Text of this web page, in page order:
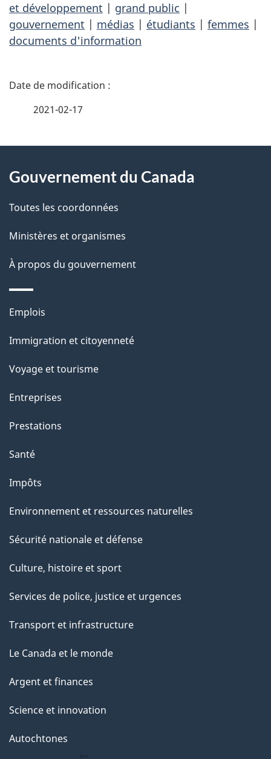
et développement | grand public |
gouvernement | médias | étudiants | femmes |
documents d'information
D
i
l
s
d
e
l
a
p
a
g
e
2021-02-17
propos
de
ce
site
Gouvernement du Canada
Toutes les coordonnées
Ministères et organismes
À propos du gouvernement
Thèmes
sujets
Emplois
Immigration et citoyenneté
Voyage et tourisme
Entreprises
Prestations
Santé
Impôts
Environnement et ressources naturelles
Sécurité nationale et défense
Culture, histoire et sport
Services de police, justice et urgences
Transport et infrastructure
Le Canada et le monde
Argent et finances
Science et innovation
Autochtones